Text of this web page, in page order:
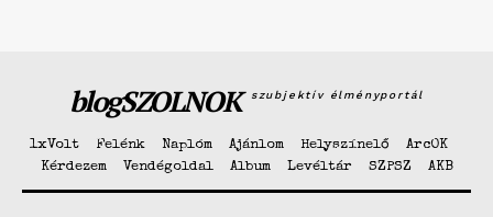
blogSZOLNOK szubjektív élményportál
1xVolt Felénk Naplóm Ajánlom Helyszínelő
ArcOK
Kérdezem
Vendégoldal Album Levéltár SZPSZ AKB